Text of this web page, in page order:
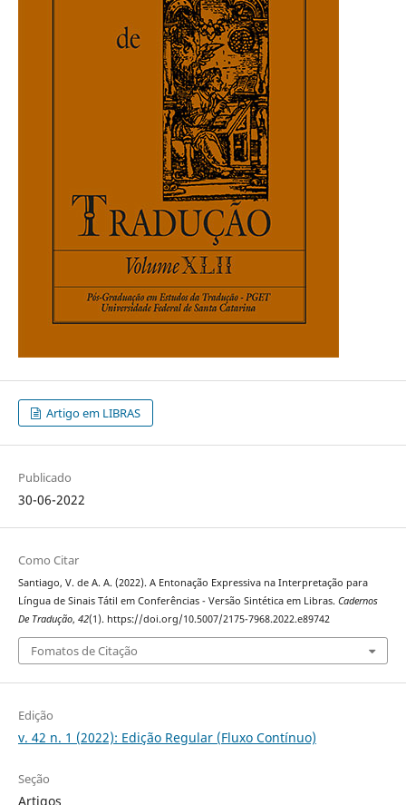
Artigo em LIBRAS
Publicado
30-06-2022
Como Citar
Santiago, V. de A. A. (2022). A Entonação Expressiva na Interpretação para
Língua de Sinais Tátil em Conferências - Versão Sintética em Libras. Cadernos
De Tradução, 42(1). https://doi.org/10.5007/2175-7968.2022.e89742
Fomatos de Citação
Edição
v. 42 n. 1 (2022): Edição Regular (Fluxo Contínuo)
Seção
Artigos